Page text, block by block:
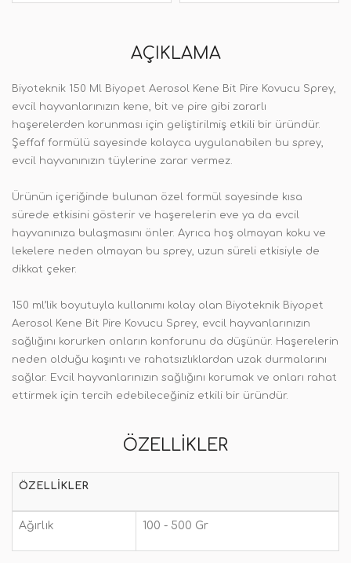
AÇIKLAMA
Biyoteknik 150 Ml Biyopet Aerosol Kene Bit Pire Kovucu Sprey,
evcil hayvanlarınızın kene, bit ve pire gibi zararlı
haşerelerden korunması için geliştirilmiş etkili bir üründür.
Şeffaf formülü sayesinde kolayca uygulanabilen bu sprey,
evcil hayvanınızın tüylerine zarar vermez.
Ürünün içeriğinde bulunan özel formül sayesinde kısa
sürede etkisini gösterir ve haşerelerin eve ya da evcil
hayvanınıza bulaşmasını önler. Ayrıca hoş olmayan koku ve
lekelere neden olmayan bu sprey, uzun süreli etkisiyle de
dikkat çeker.
150 ml’lik boyutuyla kullanımı kolay olan Biyoteknik Biyopet
Aerosol Kene Bit Pire Kovucu Sprey, evcil hayvanlarınızın
sağlığını korurken onların konforunu da düşünür. Haşerelerin
neden olduğu kaşıntı ve rahatsızlıklardan uzak durmalarını
sağlar. Evcil hayvanlarınızın sağlığını korumak ve onları rahat
ettirmek için tercih edebileceğiniz etkili bir üründür.
ÖZELLIKLER
ÖZELLIKLER
Ağırlık 100 - 500 Gr